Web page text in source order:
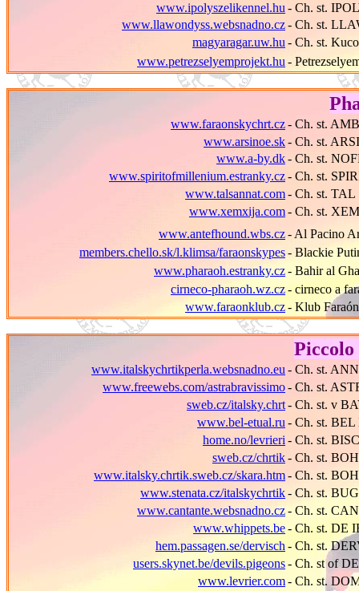
www.ipolyszelikennel.hu - Ch. st.
www.llawondyss.websnadno.cz- Ch. st.
magyaragar.uw.hu - Ch. st.
www.petrezselyemprojekt.hu -
www.faraonskychrt.cz- Ch. st.
www.arsinoe.sk- Ch. st.
www.a-by.dk- Ch. st.
www.spiritofmillenium.estranky.cz- Ch. st.
www.talsannat.com- Ch. st.
www.xemxija.com- Ch. st.
www.antefhound.wbs.cz- Al Pacino
members.chello.sk/l.klimsa/faraonskypes- Blackie
www.pharaoh.estranky.cz- Bahir al
cirneco-pharaoh.wz.cz- cirneco a
www.faraonklub.cz- Klub Faraó
www.italskychrtikperla.websnadno.eu - Ch. st.
www.freewebs.com/astrabravissimo- Ch. st.
sweb.cz/italsky.chrt- Ch. st. v
www.bel-etual.ru - Ch. st.
home.no/levrieri - Ch. st.
sweb.cz/chrtik- Ch. st.
www.italsky.chrtik.sweb.cz/skara.htm- Ch. st.
www.stenata.cz/italskychrtik- Ch. st.
www.cantante.websnadno.cz- Ch. st.
www.whippets.be- Ch. st. DE
hem.passagen.se/dervisch - Ch. st.
users.skynet.be/devils.pigeons- Ch. st of
www.levrier.com- Ch. st.